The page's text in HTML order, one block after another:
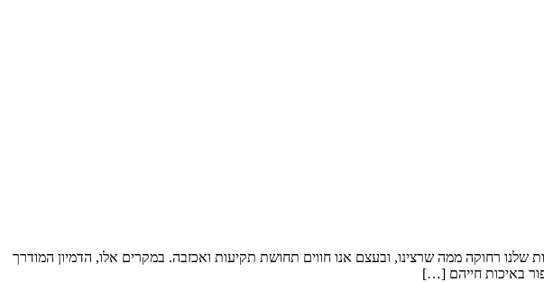
רחוקה ממה שרצינו, ובעצם אנו חווים תחושת תקיעות ואכזבה. במקרים אלו, הדמיון המודרך
באיכות חייהם […]